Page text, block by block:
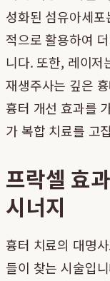
성화된 섬유아세
적으로 활용하여
니다. 또한, 레이저
재생주사는 깊은
흉터 개선 효과를
가 복합 치료를 고
프락셀 효
시너지
흉터 치료의 대명
들이 찾는 시술입